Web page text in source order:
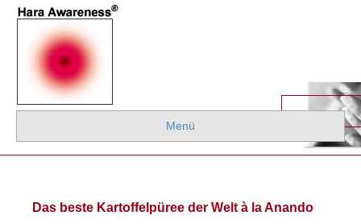
Menü
Das beste Kartoffelpüree der Welt à la Anando